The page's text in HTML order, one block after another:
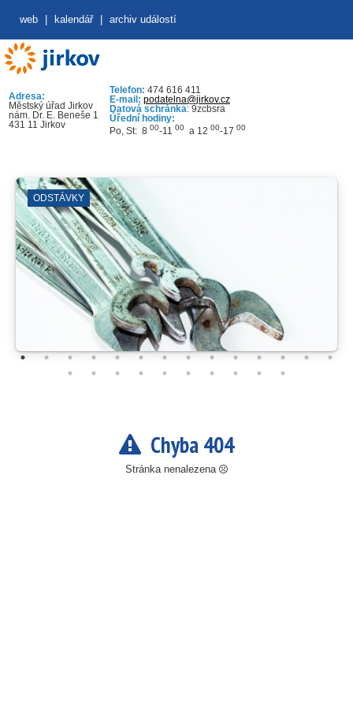
web kalendář archiv událostí
Adresa:
Městský úřad Jirkov
nám. Dr. E. Beneše 1
431 11 Jirkov
Telefon: 474 616 411
E-mail: podatelna@jirkov.cz
Datová schránka: 9zcbsra
Úřední hodiny:
Po, St: 8 00-11 00 a 12 00-17 00
ODSTÁVKY
Chyba 404
Stránka nenalezena